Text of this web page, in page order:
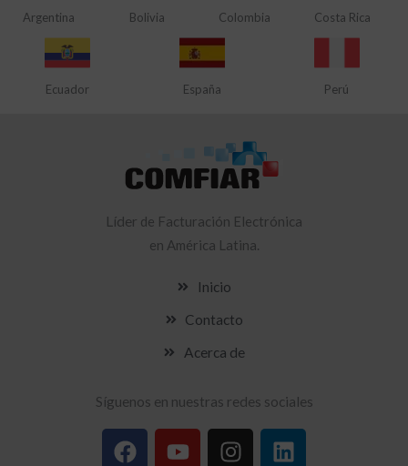
Argentina Bolivia Colombia Costa Rica
Ecuador España Perú
Líder de Facturación Electrónica
en América Latina.
Inicio
Contacto
Acerca de
Síguenos en nuestras redes sociales
F
Y
I
L